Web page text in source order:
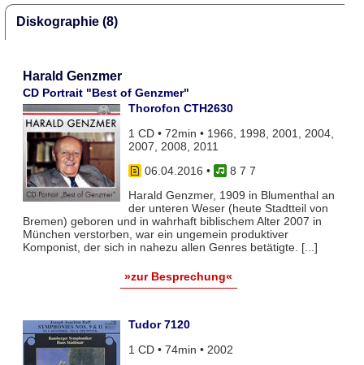
Diskographie (8)
Harald Genzmer
CD Portrait "Best of Genzmer"
Thorofon CTH2630
1 CD • 72min • 1966, 1998, 2001, 2004,
2007, 2008, 2011
06.04.2016 •
8 7 7
Harald Genzmer, 1909 in Blumenthal an
der unteren Weser (heute Stadtteil von
Bremen) geboren und in wahrhaft biblischem Alter 2007 in
München verstorben, war ein ungemein produktiver
Komponist, der sich in nahezu allen Genres betätigte. [...]
»zur Besprechung«
Tudor 7120
1 CD • 74min • 2002